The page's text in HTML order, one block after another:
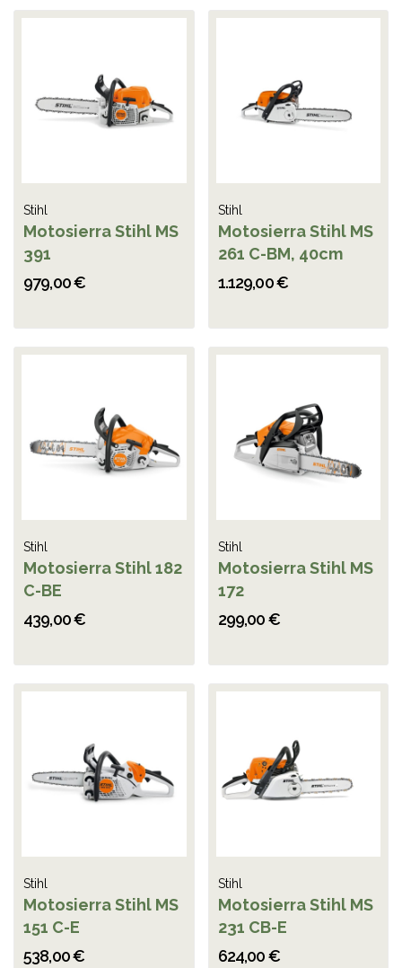
Stihl
Motosierra Stihl MS
391
979,00 €
Stihl
Motosierra Stihl MS
261 C-BM, 40cm
1.129,00 €
Stihl
Motosierra Stihl 182
C-BE
439,00 €
Stihl
Motosierra Stihl MS
172
299,00 €
Stihl
Motosierra Stihl MS
151 C-E
538,00 €
Stihl
Motosierra Stihl MS
231 CB-E
624,00 €